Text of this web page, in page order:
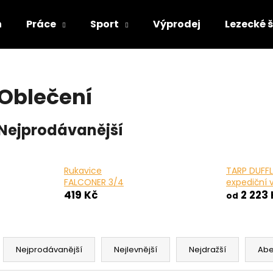
Práce Sport Výprodej Lezecké
Rukavice
FALCONER 3/4
419 Kč
TARP
expediční
od 2 223
Ř
Nejprodávanější Nejlevnější Nejdražší
Doporučujeme